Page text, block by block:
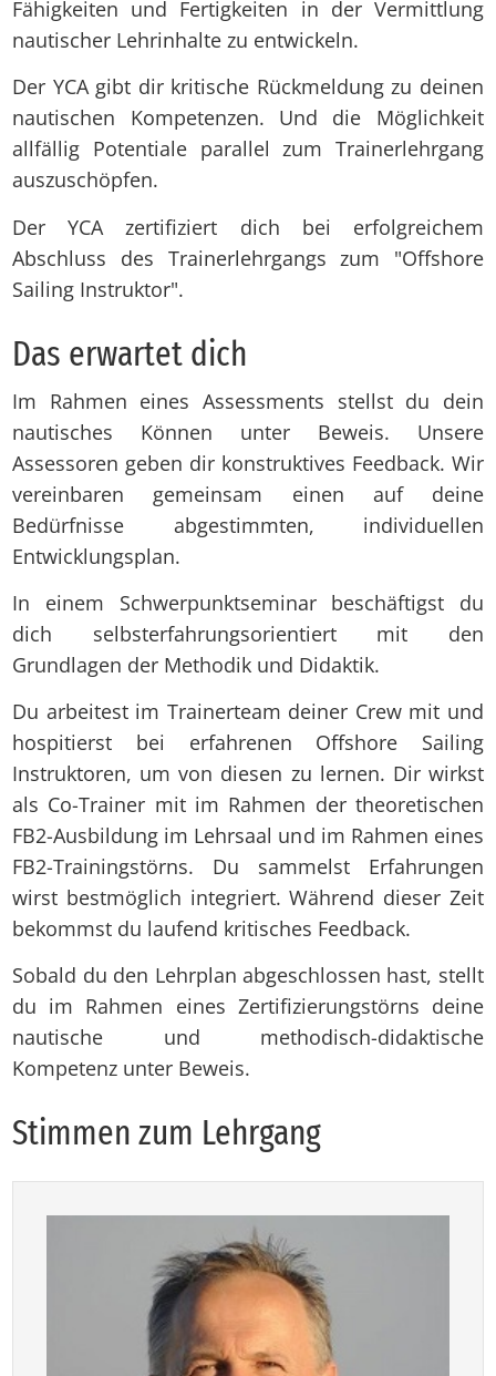
Fähigkeiten und Fertigkeiten in der Vermittlung
nautischer Lehrinhalte zu entwickeln.
Der YCA gibt dir kritische Rückmeldung zu deinen
nautischen Kompetenzen. Und die Möglichkeit
allfällig Potentiale parallel zum Trainerlehrgang
auszuschöpfen.
Der YCA zertifiziert dich bei erfolgreichem
Abschluss des Trainerlehrgangs zum "Offshore
Sailing Instruktor".
Das er­war­tet dich
Im Rahmen eines Assessments stellst du dein
nautisches Können unter Beweis. Unsere
Assessoren geben dir konstruktives Feedback. Wir
vereinbaren gemeinsam einen auf deine
Bedürfnisse abgestimmten, individuellen
Entwicklungsplan.
In einem Schwerpunktseminar beschäftigst du
dich selbsterfahrungsorientiert mit den
Grundlagen der Methodik und Didaktik.
Du arbeitest im Trainerteam deiner Crew mit und
hospitierst bei erfahrenen Offshore Sailing
Instruktoren, um von diesen zu lernen. Dir wirkst
als Co-Trainer mit im Rahmen der theoretischen
FB2-Ausbildung im Lehrsaal und im Rahmen eines
FB2-Trainingstörns. Du sammelst Erfahrungen
wirst bestmöglich integriert. Während dieser Zeit
bekommst du laufend kritisches Feedback.
Sobald du den Lehrplan abgeschlossen hast, stellt
du im Rahmen eines Zertifizierungstörns deine
nautische und methodisch-didaktische
Kompetenz unter Beweis.
Stim­men zum Lehr­gang